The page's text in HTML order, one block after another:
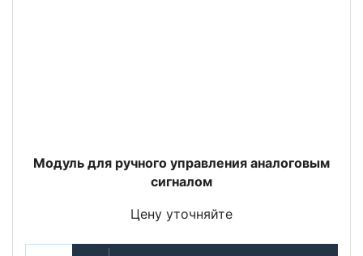
Модуль для ручного управления аналоговым
сигналом
Цену уточняйте